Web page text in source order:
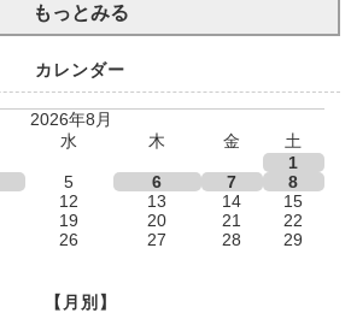
もっとみる
カレンダー
2026年8月
水 木 金
土
1
5 6 7
8
12 13 14
15
19 20 21
22
26 27 28
29
【月別】